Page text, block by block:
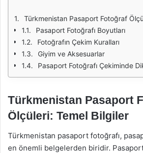
Türkmenistan Pasaport Fotoğraf
Pasaport Fotoğrafı Boyutları
Fotoğrafın Çekim Kuralları
Giyim ve Aksesuarlar
Pasaport Fotoğrafı Çekiminde Dikkat
Türkmenistan Pasaport
Ölçüleri: Temel Bilgiler
Türkmenistan pasaport fotoğrafı,
en önemli belgelerden biridir.